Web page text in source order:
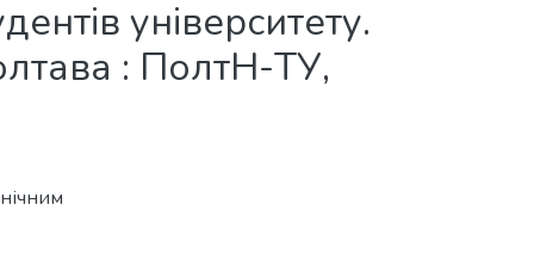
університету.
: ПолтН-ТУ,